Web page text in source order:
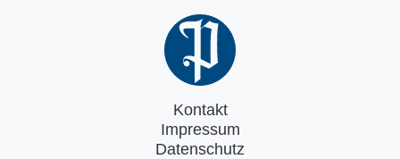
Kontakt
Impressum
Datenschutz